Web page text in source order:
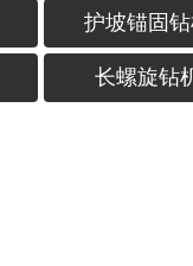
护坡锚固
长螺旋钻